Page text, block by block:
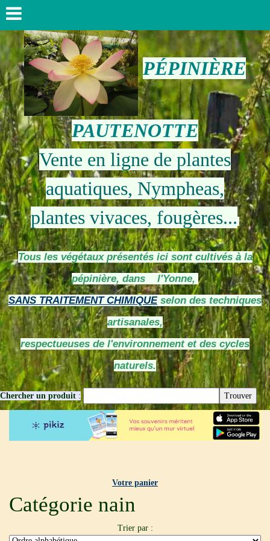
PÉPINIÈRE
PAUTENOTTE
Vente en ligne de plantes
aquatiques, Nympheas,
plantes vivaces, fougères...
Tous les végétaux présentés ici sont cultivés à la
pépinière, dans l'Yonne,
SANS TRAITEMENT CHIMIQUE selon des techniques
artisanales,
respectueuses de l'environnement et des cycles
naturels.
Chercher un produit :
Votre panier
Catégorie nain
Trier par :